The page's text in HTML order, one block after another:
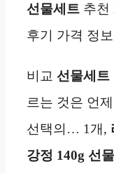
선물세트 추천
후기 가격 정
비교 선물세트
르는 것은 언
선택의… 1개,
강정 140g 선